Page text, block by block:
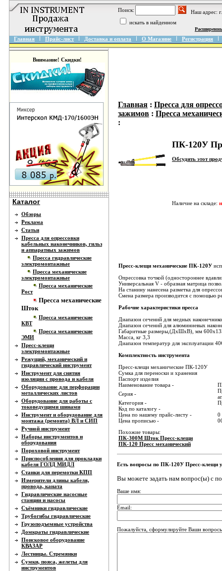
Поиск:
Наш адрес:
искать в найденном
Главная Прайс-лист Доставка и оплата О Магазине Регистрация
Внимание! Скидки!
Каталог
Обзоры
Реклама
Статьи
Пресса для опрессовки
кабельных наконечников, гильз
и аппаратных зажимов
Пресса гидравлические
электромонтажные
Пресса механические
электромонтажные
Пресса механические
Рост
Пресса механические
Шток
Пресса механические
КВТ
Пресса механические
ЭМИ
Пресс-клещи
электромонтажные
Режущий, механический и
гидравлический инструмент
Инструмент для снятия
изоляции с провода и кабеля
Оборудование для перфорации
металлических листов
Оборудование для работы с
токоведущими шинами
Инструмент и оборудование для
монтажа (ремонта) ВЛ и СИП
Ручной инструмент
Наборы инструментов и
оборудования
Пороховой инструмент
Приспособления для прокладки
кабеля ГОЛД МИДЛ
Станки для перемотки КПП
Измерители длины кабеля,
провода, каната
Гидравлические насосные
станции и насосы
Съёмники гидравлические
Трубогибы гидравлические
Грузоподъемные устройства
Домкраты гидравлические
Поисковое оборудование
КВАЗАР
Лестницы. Стремянки
Сумки, пояса, желеты для
инструментов
Главная : Пресса для
зажимов : Пресса
:
ПК-120У
Обсудить этот
Наличие на складе:
Пресс-клещи механические ПК-120У
Опрессовка точкой (одностороннее
Универсальная V - образная матрица
На станину нанесена разметка для
Смена размера производится с помощью
Рабочие характеристики пресса
Диапазон сечений для медных
Диапазон сечений для алюминиевых
Габаритные размеры,(ДхШхВ), мм
Масса, кг 3,3
Диапазон температур для эксплуатации
Комплектность инструмента
Пресс-клещи механические ПК-120У
Сумка для переноски и хранения
Паспорт изделия
Наименование товара -
Серия -
Категория -
Код по каталогу -
Цена по нашему прайс-листу -
0
Цена прописью -
Похожие товары:
ПК-300М Шток Пресс-клещи
ПК-120 Пресс механический
Есть вопросы по ПК-120У Пресс-клещи
Вы можете задать нам вопрос(ы) с
Ваше имя:
Email:
Пожалуйста, сформулируйте Ваши